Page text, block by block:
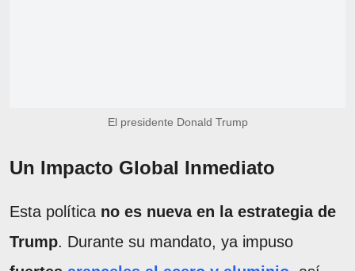
El presidente Donald Trump
Un Impacto Global Inmediato
Esta política no es nueva en la estrategia de
Trump. Durante su mandato, ya impuso